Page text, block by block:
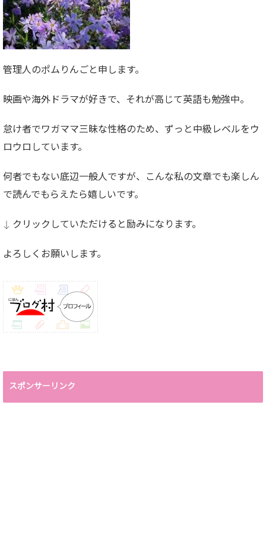
管理人のポムりんごと申します。
映画や海外ドラマが好きで、それが高じて英語も勉強中。
怠け者でワガママ三昧な性格のため、ずっと中級レベルをウ
ロウロしています。
何者でもない底辺一般人ですが、こんな私の文章でも楽しん
で読んでもらえたら嬉しいです。
↓ クリックしていただけると励みになります。
よろしくお願いします。
スポンサーリンク